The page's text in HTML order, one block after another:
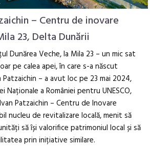
– Centru de inovare
23, Delta Dunării
Dunărea Veche, la Mila 23 – un mic sat
pe calea apei, în care s-a născut
– a avut loc pe 23 mai 2024,
Naționale a României pentru UNESCO,
Patzaichin – Centru de Inovare
nucleu de revitalizare locală, menit să
să își valorifice patrimoniul local și să
prin inițiative similare.